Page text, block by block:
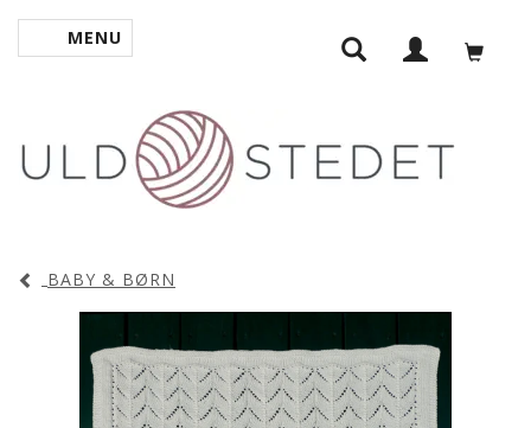
SKIFTE NAVIGATION
MENU
BABY & BØRN